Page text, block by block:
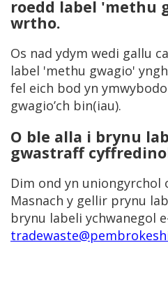
roedd label 'methu
wrtho.
Os nad ydym wedi gallu
label 'methu gwagio'
fel eich bod yn
gwagio’ch bin(iau).
O ble alla i brynu
gwastraff
Dim ond yn uniongyrchol
Masnach y gellir prynu
brynu labeli ychwanegol